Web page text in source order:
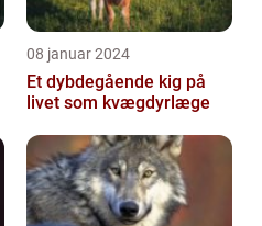
08 januar 2024
Et dybdegående kig på
livet som kvægdyrlæge